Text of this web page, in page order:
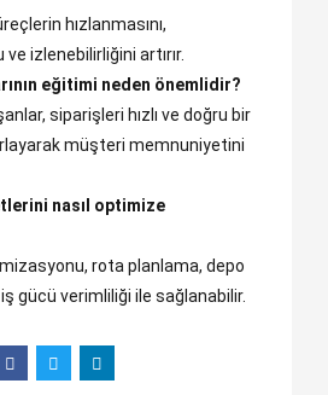
hızlanmasını,
izlenebilirliğini artırır.
eğitimi neden önemlidir?
siparişleri hızlı ve doğru bir
müşteri memnuniyetini
nasıl optimize
rota planlama, depo
gücü verimliliği ile sağlanabilir.